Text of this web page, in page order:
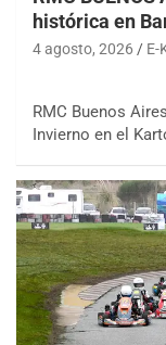
histórica en
4 agosto, 2026 E-
RMC Buenos
Invierno en el